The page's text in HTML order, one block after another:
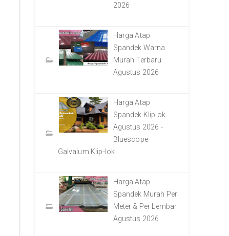
2026
Harga Atap
Spandek Warna
Murah Terbaru
Agustus 2026
Harga Atap
Spandek Kliplok
Agustus 2026 -
Bluescope
Galvalum Klip-lok
Harga Atap
Spandek Murah Per
Meter & Per Lembar
Agustus 2026